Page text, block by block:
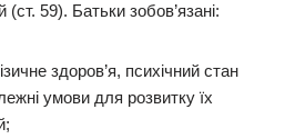
(ст. 59). Батьки зобов’язані:
здоров’я, психічний стан
умови для розвитку їх